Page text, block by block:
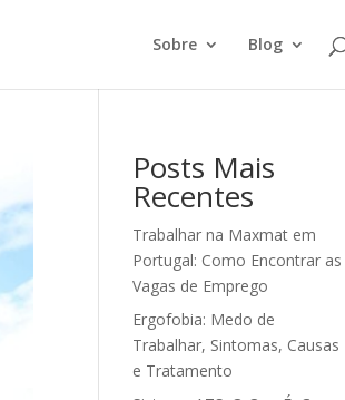
Sobre Blog
Posts Mais
Recentes
Trabalhar na Maxmat em
Portugal: Como Encontrar as
Vagas de Emprego
Ergofobia: Medo de
Trabalhar, Sintomas, Causas
e Tratamento